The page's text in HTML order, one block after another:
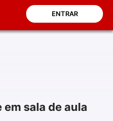
ENTRAR
sala de aula